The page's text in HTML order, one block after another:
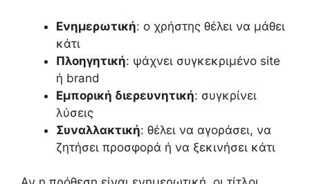
Ενημερωτική: ο χρήστης θέλει να μάθει
κάτι
Πλοηγητική: ψάχνει συγκεκριμένο site
ή brand
Εμπορική διερευνητική: συγκρίνει
λύσεις
Συναλλακτική: θέλει να αγοράσει, να
ζητήσει προσφορά ή να ξεκινήσει κάτι